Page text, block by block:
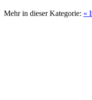
Mehr in dieser Kategorie: «